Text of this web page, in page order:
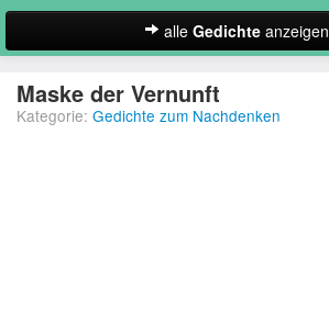
alle Gedichte anzeigen
Neues Gedicht eintragen
Maske der Vernunft
Kategorie: Gedichte zum Nachdenken